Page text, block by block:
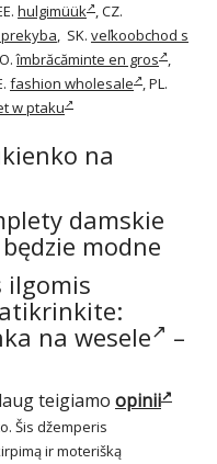
hulgimüük , CZ.
, SK. veľkoobchod s
îmbrăcăminte en gros ,
fashion wholesale , PL.
w ptaku
na
damskie
modne
ilgomis
na wesele
–
teigiamo opinii
Šis džemperis
ir moterišką